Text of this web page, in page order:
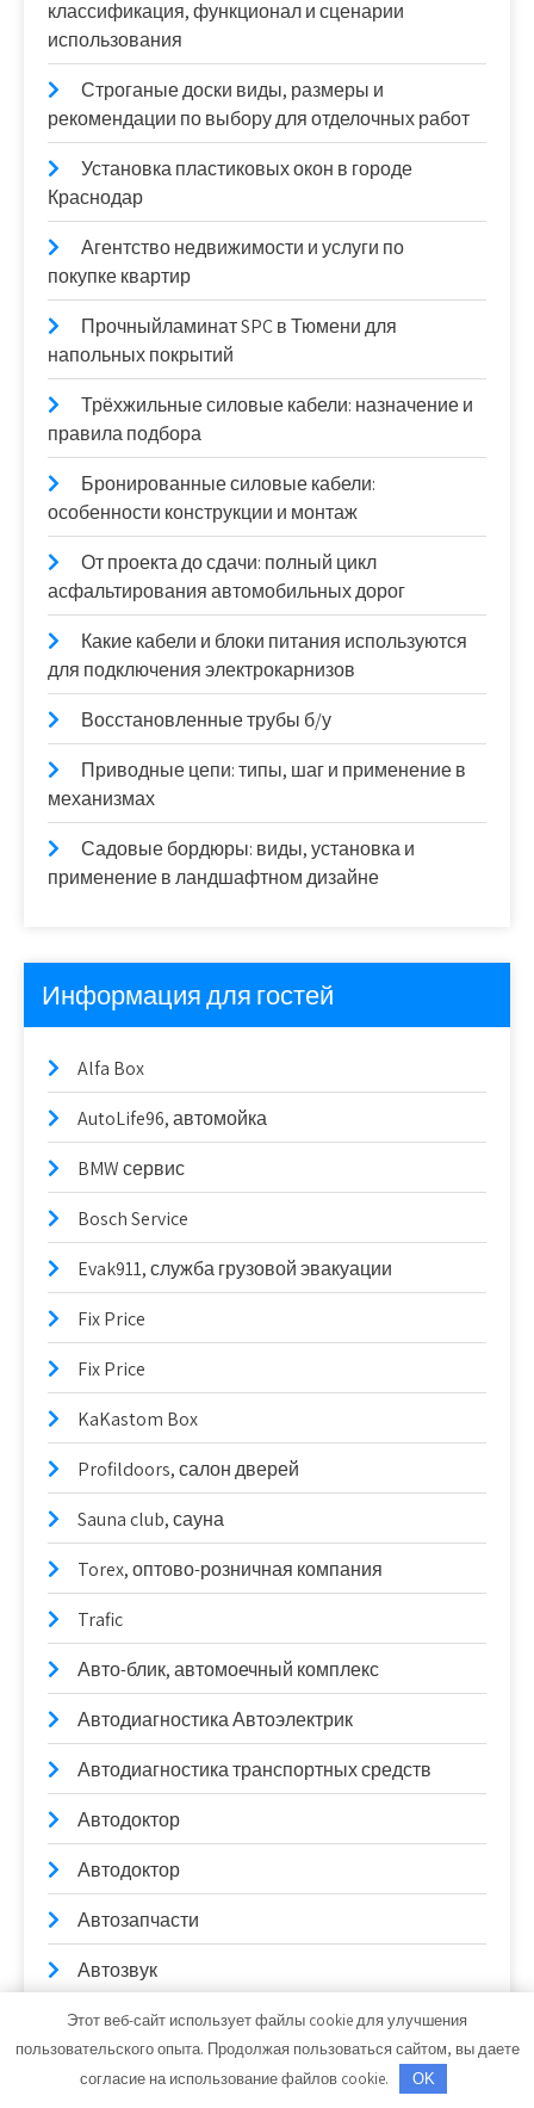
классификация, функционал и сценарии
использования
Строганые доски виды, размеры и
рекомендации по выбору для отделочных работ
Установка пластиковых окон в городе
Краснодар
Агентство недвижимости и услуги по
покупке квартир
Прочныйламинат SPC в Тюмени для
напольных покрытий
Трёхжильные силовые кабели: назначение и
правила подбора
Бронированные силовые кабели:
особенности конструкции и монтаж
От проекта до сдачи: полный цикл
асфальтирования автомобильных дорог
Какие кабели и блоки питания используются
для подключения электрокарнизов
Восстановленные трубы б/у
Приводные цепи: типы, шаг и применение в
механизмах
Садовые бордюры: виды, установка и
применение в ландшафтном дизайне
Информация для гостей
Alfa Box
AutoLife96, автомойка
BMW сервис
Bosch Service
Evak911, служба грузовой эвакуации
Fix Price
Fix Price
KaKastom Box
Profildoors, салон дверей
Sauna club, сауна
Torex, оптово-розничная компания
Trafic
Авто-блик, автомоечный комплекс
Автодиагностика Автоэлектрик
Автодиагностика транспортных средств
Автодоктор
Автодоктор
Автозапчасти
Автозвук
Автомойка, Автомойка
Авторам и правообладателям
Этот веб-сайт использует файлы cookie для улучшения
пользовательского опыта. Продолжая пользоваться сайтом, вы даете
согласие на использование файлов cookie.
OK